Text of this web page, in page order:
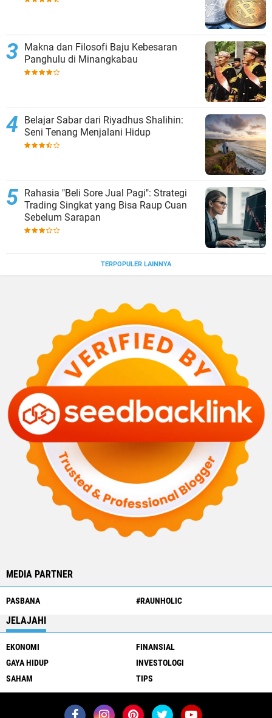
Makna dan Filosofi Baju Kebesaran
Panghulu di Minangkabau
Belajar Sabar dari Riyadhus Shalihin:
Seni Tenang Menjalani Hidup
Rahasia "Beli Sore Jual Pagi": Strategi
Trading Singkat yang Bisa Raup Cuan
Sebelum Sarapan
TERPOPULER LAINNYA
MEDIA PARTNER
PASBANA #RAUNHOLIC
JELAJAHI
EKONOMI
FINANSIAL
GAYA HIDUP
INVESTOLOGI
SAHAM
TIPS